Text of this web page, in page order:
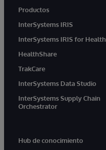
Productos
InterSystems IRIS
InterSystems IRIS for Health
HealthShare
TrakCare
InterSystems Data Studio
InterSystems Supply Chain
Orchestrator
Hub de conocimiento